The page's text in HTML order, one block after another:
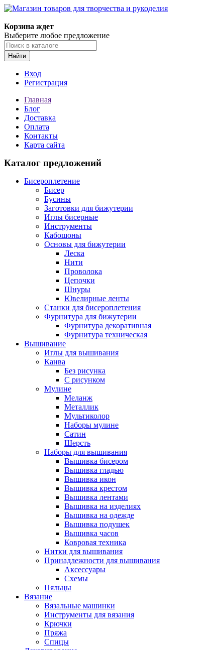
Корзина ждет
Выберите любое предложение
Найти
Вход
Регистрация
Главная
Блог
Доставка
Оплата
Контакты
Карта сайта
Каталог предложений
Бисероплетение
Бисер
Бусины
Заготовки для бижутерии
Иглы бисерные
Инструменты
Кабошоны
Основы для бижутерии
Леска
Нити
Проволока
Цепочки
Шнуры
Ювелирные ленты
Станки для бисероплетения
Фурнитура для бижутерии
Фурнитура декоративная
Фурнитура техническая
Вышивание
Иглы для вышивания
Канва
Без рисунка
С рисунком
Мулине
Меланж
Металлик
Мультиколор
Наборы мулине
Сатин
Шерсть
Наборы для вышивания
Вышивка бисером
Вышивка гладью
Вышивка икон
Вышивка крестом
Вышивка лентами
Вышивка на изделиях
Вышивка на одежде
Вышивка подушек
Вышивка часов
Ковровая техника
Нитки для вышивания
Принадлежности для вышивания
Аксессуары
Схемы
Пяльцы
Вязание
Вязальные машинки
Инструменты для вязания
Крючки
Пряжа
Спицы